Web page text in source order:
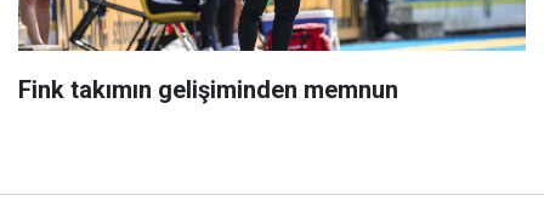
Fink takımın gelişiminden memnun